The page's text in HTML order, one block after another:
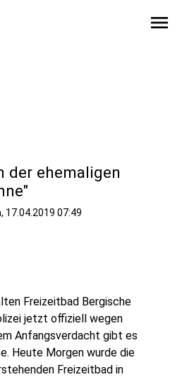
menu
der ehemaligen
17.04.2019 07:49
Freizeitbad Bergische
jetzt offiziell wegen
Anfangsverdacht gibt es
Heute Morgen wurde die
Freizeitbad in